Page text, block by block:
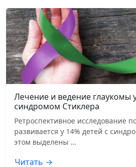
Лечение и ведение глаукомы
синдромом Стиклера
Ретроспективное исследование
развивается у 14% детей с
этом выделены …
Читать →